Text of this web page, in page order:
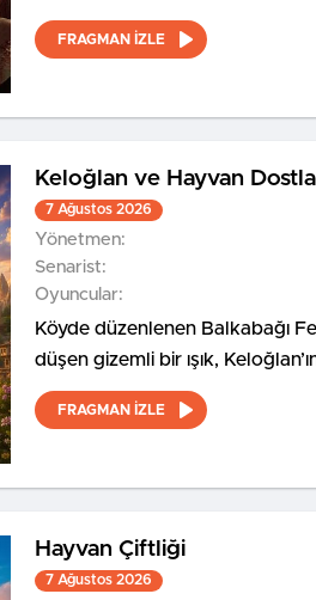
bir kez karşı karşıya geliyor.
FRAGMAN İZLE
Keloğlan ve Hayvan
7 Ağustos 2026
Yönetmen:
Senarist:
Oyuncular:
Köyde düzenlenen Balkabağı
düşen gizemli bir ışık,
olaya, Hayvanlar Şatosu’nda
tanıklık eder.
FRAGMAN İZLE
Hayvan Çiftliği
7 Ağustos 2026